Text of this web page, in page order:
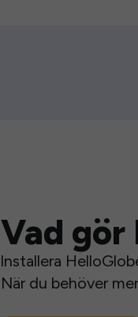
Vad gör
Installera
När du behöver